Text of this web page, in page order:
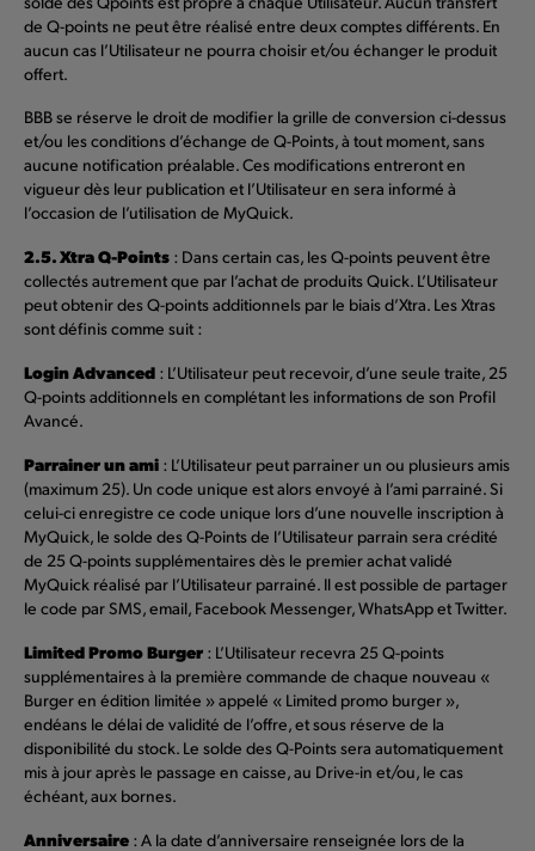
de Q-points ne peut être réalisé entre deux comptes différents. En
aucun cas l’Utilisateur ne pourra choisir et/ou échanger le produit
offert.
BBB se réserve le droit de modifier la grille de conversion ci-dessus
et/ou les conditions d’échange de Q-Points, à tout moment, sans
aucune notification préalable. Ces modifications entreront en
vigueur dès leur publication et l’Utilisateur en sera informé à
l’occasion de l’utilisation de MyQuick.
2.5. Xtra Q-Points : Dans certain cas, les Q-points peuvent être
collectés autrement que par l’achat de produits Quick. L’Utilisateur
peut obtenir des Q-points additionnels par le biais d’Xtra. Les Xtras
sont définis comme suit :
Login Advanced : L’Utilisateur peut recevoir, d’une seule traite, 25
Q-points additionnels en complétant les informations de son Profil
Avancé.
Parrainer un ami : L’Utilisateur peut parrainer un ou plusieurs amis
(maximum 25). Un code unique est alors envoyé à l’ami parrainé. Si
celui-ci enregistre ce code unique lors d’une nouvelle inscription à
MyQuick, le solde des Q-Points de l’Utilisateur parrain sera crédité
de 25 Q-points supplémentaires dès le premier achat validé
MyQuick réalisé par l’Utilisateur parrainé. Il est possible de partager
le code par SMS, email, Facebook Messenger, WhatsApp et Twitter.
Limited Promo Burger : L’Utilisateur recevra 25 Q-points
supplémentaires à la première commande de chaque nouveau «
Burger en édition limitée » appelé « Limited promo burger »,
endéans le délai de validité de l’offre, et sous réserve de la
disponibilité du stock. Le solde des Q-Points sera automatiquement
mis à jour après le passage en caisse, au Drive-in et/ou, le cas
échéant, aux bornes.
Anniversaire : A la date d’anniversaire renseignée lors de la